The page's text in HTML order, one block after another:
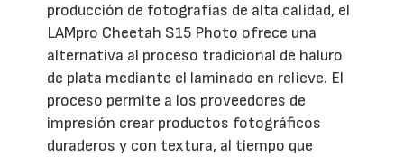
producción de fotografías de alta calidad, el
LAMpro Cheetah S15 Photo ofrece una
alternativa al proceso tradicional de haluro
de plata mediante el laminado en relieve. El
proceso permite a los proveedores de
impresión crear productos fotográficos
duraderos y con textura, al tiempo que